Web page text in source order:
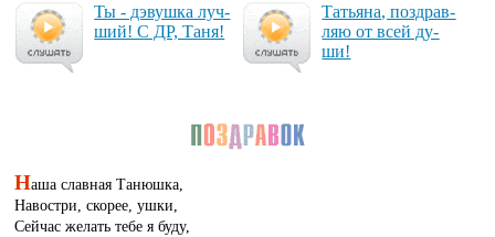
Ты - дэ­вуш­ка луч­
ший! С ДР, Та­ня!
Татьяна, поз­драв­
ляю от всей ду­
ши!
Наша славная Танюшка,
Навостри, скорее, ушки,
Сейчас желать тебе я буду,